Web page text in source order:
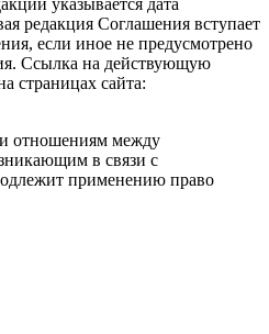
указывается дата
редакция Соглашения вступает
если иное не предусмотрено
Ссылка на действующую
страницах сайта:
отношениям между
в связи с
применению право